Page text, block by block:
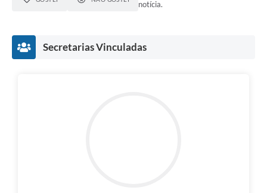
notícia.
Secretarias Vinculadas